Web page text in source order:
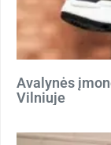
Avalynės
Vilniuje